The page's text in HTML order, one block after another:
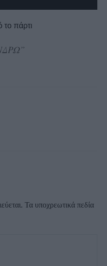
πάρτι
Τα υποχρεωτικά πεδία